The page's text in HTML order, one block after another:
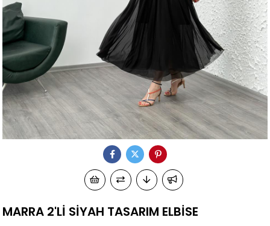
MARRA 2'Lİ SİYAH TASARIM ELBİSE